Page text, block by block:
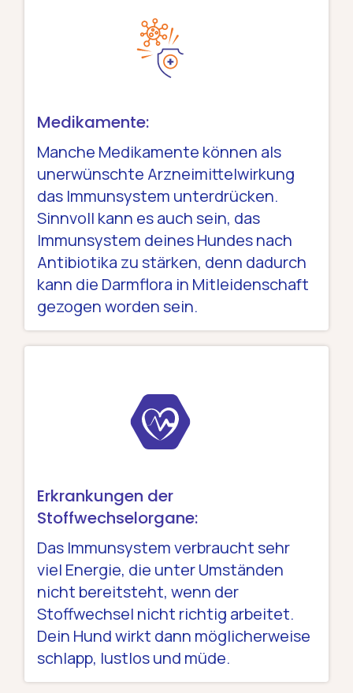
Medikamente:
Manche Medikamente können als
unerwünschte Arzneimittelwirkung
das Immunsystem unterdrücken.
Sinnvoll kann es auch sein, das
Immunsystem deines Hundes nach
Antibiotika zu stärken, denn dadurch
kann die Darmflora in Mitleidenschaft
gezogen worden sein.
Erkrankungen der
Stoffwechselorgane:
Das Immunsystem verbraucht sehr
viel Energie, die unter Umständen
nicht bereitsteht, wenn der
Stoffwechsel nicht richtig arbeitet.
Dein Hund wirkt dann möglicherweise
schlapp, lustlos und müde.